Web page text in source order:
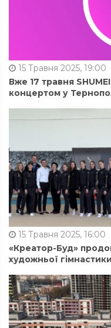
15 Травня 2025, 19:00
Вже 17 травня
концертом у
15 Травня 2025, 16:00
«Креатор-Буд»
художньої гімнастики